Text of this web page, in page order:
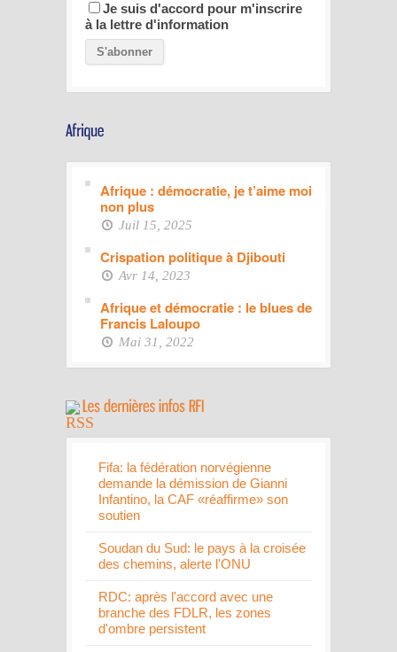
Je suis d'accord pour m'inscrire
à la lettre d'information
Afrique : démocratie, je t’aime moi
non plus
Juil 15, 2025
Crispation politique à Djibouti
Avr 14, 2023
Afrique et démocratie : le blues de
Francis Laloupo
Mai 31, 2022
Fifa: la fédération norvégienne
demande la démission de Gianni
Infantino, la CAF «réaffirme» son
soutien
Soudan du Sud: le pays à la croisée
des chemins, alerte l'ONU
RDC: après l'accord avec une
branche des FDLR, les zones
d'ombre persistent